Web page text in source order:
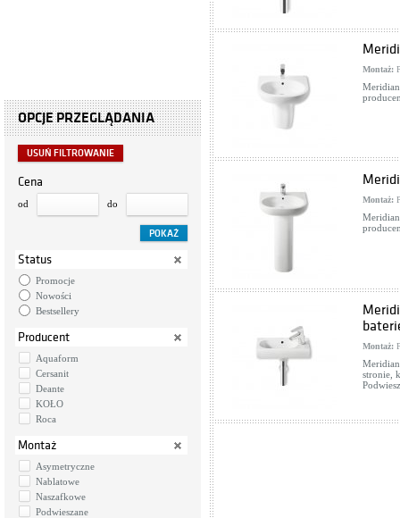
OPCJE PRZEGLĄDANIA
USUŃ FILTROWANIE
Cena
od do
Status
Promocje
Nowości
Bestsellery
Producent
Aquaform
Cersanit
Deante
KOŁO
Roca
Montaż
Asymetryczne
Nablatowe
Naszafkowe
Podwieszane
Montaż:
Montaż:
Montaż:
stronie,